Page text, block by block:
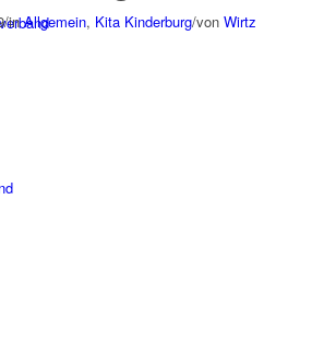
/inAllgemein, Kita Kinderburg/von Wirtz